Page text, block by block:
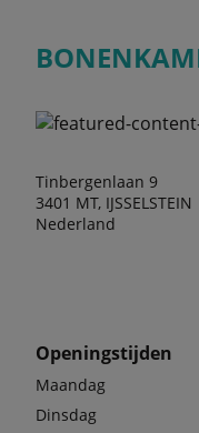
Tinbergenlaan 9
3401 MT, IJSSELSTEIN
Nederland
Openingstijden
Maandag
Dinsdag